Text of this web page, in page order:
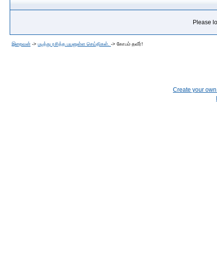
Please
இறைவன் -> படித்து ரசித்த பயனுள்ள செய்திகள். -> கோபம் தவீர்!
Create your